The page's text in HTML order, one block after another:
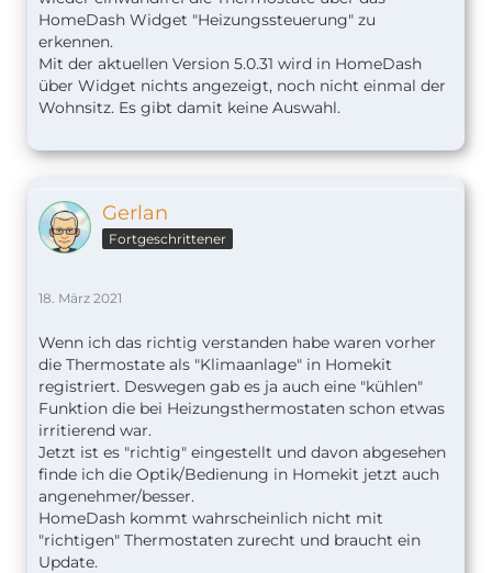
eine Lösung hinzubekommen.
Besten Dank im Vorraus
HomeDash Widget "Heizungssteuerung" zu
erkennen.
Mit der aktuellen Version 5.0.31 wird in HomeDash
über Widget nichts angezeigt, noch nicht einmal der
Wohnsitz. Es gibt damit keine Auswahl.
Gerlan
Fortgeschrittener
18. März 2021
Wenn ich das richtig verstanden habe waren vorher
die Thermostate als "Klimaanlage" in Homekit
registriert. Deswegen gab es ja auch eine "kühlen"
Funktion die bei Heizungsthermostaten schon etwas
irritierend war.
Jetzt ist es "richtig" eingestellt und davon abgesehen
finde ich die Optik/Bedienung in Homekit jetzt auch
angenehmer/besser.
HomeDash kommt wahrscheinlich nicht mit
"richtigen" Thermostaten zurecht und braucht ein
Update.